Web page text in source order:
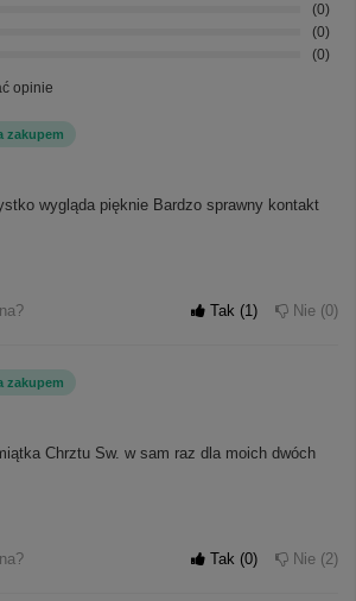
0
0
0
opinie
zakupem
wygląda pięknie Bardzo sprawny kontakt
Tak 1 Nie 0
zakupem
Chrztu Sw. w sam raz dla moich dwóch
Tak 0 Nie 2